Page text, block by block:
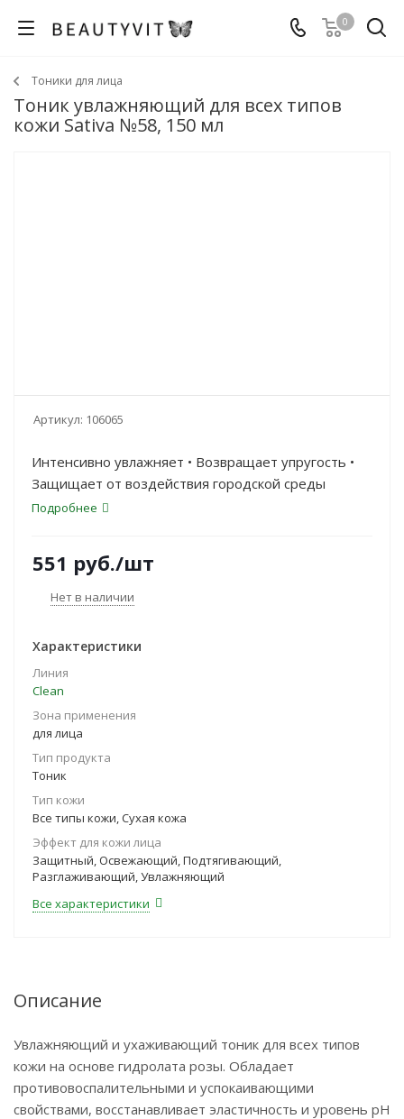
0
Тоники для лица
Тоник увлажняющий для всех типов
кожи Sativa №58, 150 мл
Артикул: 106065
Интенсивно увлажняет • Возвращает упругость •
Защищает от воздействия городской среды
Подробнее
551 руб./шт
Нет в наличии
Характеристики
Линия
Clean
Зона применения
для лица
Тип продукта
Тоник
Тип кожи
Все типы кожи, Сухая кожа
Эффект для кожи лица
Защитный, Освежающий, Подтягивающий,
Разглаживающий, Увлажняющий
Все характеристики
Описание
Увлажняющий и ухаживающий тоник для всех типов
кожи на основе гидролата розы. Обладает
противовоспалительными и успокаивающими
свойствами, восстанавливает эластичность и уровень pH